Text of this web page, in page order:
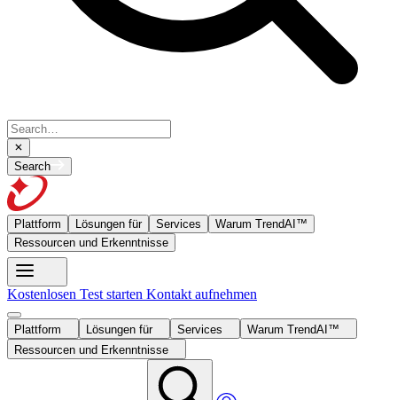
Search
Plattform Lösungen für Services
Warum TrendAI™
Ressourcen und Erkenntnisse
Kostenlosen Test starten Kontakt aufnehmen
Plattform Lösungen für Services
Warum TrendAI™
Ressourcen und Erkenntnisse